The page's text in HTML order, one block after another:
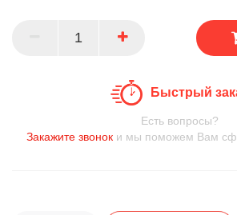
Быстрый
Есть вопросы?
Закажите звоноки мы поможем Вам